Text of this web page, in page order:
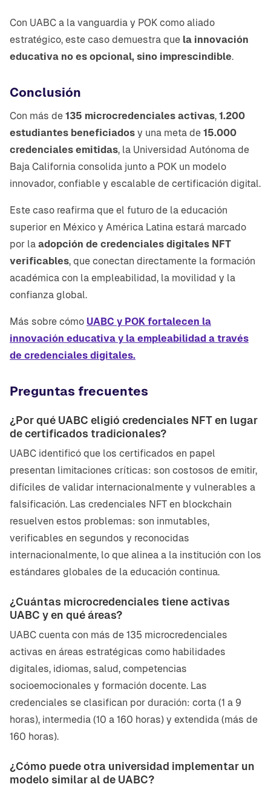
Con UABC a la vanguardia y POK como aliado
estratégico, este caso demuestra que la innovación
educativa no es opcional, sino imprescindible.
Conclusión
Con más de 135 microcredenciales activas, 1.200
estudiantes beneficiados y una meta de 15.000
credenciales emitidas, la Universidad Autónoma de
Baja California consolida junto a POK un modelo
innovador, confiable y escalable de certificación digital.
Este caso reafirma que el futuro de la educación
superior en México y América Latina estará marcado
por la adopción de credenciales digitales NFT
verificables, que conectan directamente la formación
académica con la empleabilidad, la movilidad y la
confianza global.
Más sobre cómo UABC y POK fortalecen la
innovación educativa y la empleabilidad a través
de credenciales digitales.
Preguntas frecuentes
¿Por qué UABC eligió credenciales NFT en lugar
de certificados tradicionales?
UABC identificó que los certificados en papel
presentan limitaciones críticas: son costosos de emitir,
difíciles de validar internacionalmente y vulnerables a
falsificación. Las credenciales NFT en blockchain
resuelven estos problemas: son inmutables,
verificables en segundos y reconocidas
internacionalmente, lo que alinea a la institución con los
estándares globales de la educación continua.
¿Cuántas microcredenciales tiene activas
UABC y en qué áreas?
UABC cuenta con más de 135 microcredenciales
activas en áreas estratégicas como habilidades
digitales, idiomas, salud, competencias
socioemocionales y formación docente. Las
credenciales se clasifican por duración: corta (1 a 9
horas), intermedia (10 a 160 horas) y extendida (más de
160 horas).
¿Cómo puede otra universidad implementar un
modelo similar al de UABC?